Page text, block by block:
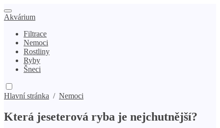
Akvárium
Filtrace
Nemoci
Rostliny
Ryby
Šneci
Hlavní stránka / Nemoci
Která jeseterová ryba je nejchutnější?